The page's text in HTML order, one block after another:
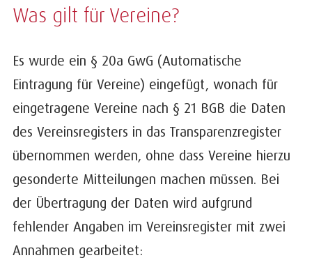
Was gilt für Vereine?
Es wurde ein § 20a GwG (Automatische
Eintragung für Vereine) eingefügt, wonach für
eingetragene Vereine nach § 21 BGB die Daten
des Vereinsregisters in das Transparenzregister
übernommen werden, ohne dass Vereine hierzu
gesonderte Mitteilungen machen müssen. Bei
der Übertragung der Daten wird aufgrund
fehlender Angaben im Vereinsregister mit zwei
Annahmen gearbeitet: